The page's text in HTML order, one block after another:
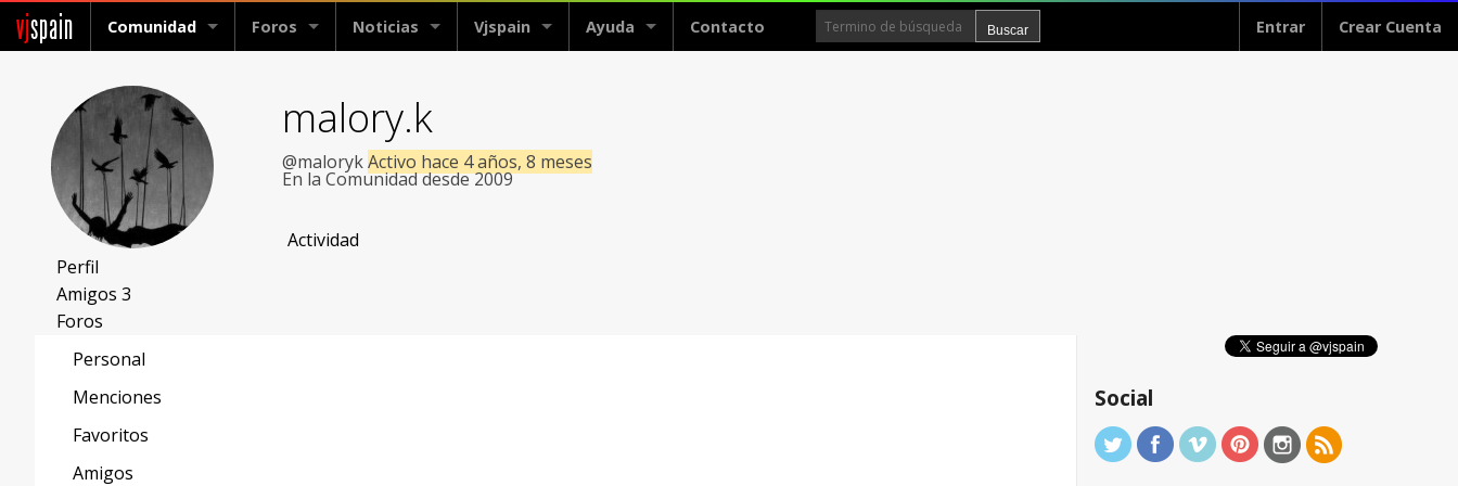
vjspain Comunidad Foros Noticias Vjspain Ayuda Contacto Entrar Crear Cuenta
malory.k
@malorykActivo hace 4 años, 8 meses
En la Comunidad desde 2009
Actividad
Perfil
Amigos 3
Foros
Personal
Menciones
Favoritos
Amigos
Social